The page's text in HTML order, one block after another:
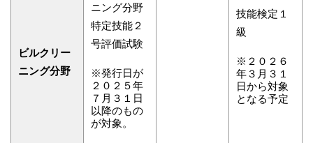
ビルクリー
ニング分野
ニング分野
特定技能２
号評価試験
※発行日が
２０２５年
７月３１日
以降のもの
が対象。
技能検定１
級
※２０２６
年３月３１
日から対象
となる予定